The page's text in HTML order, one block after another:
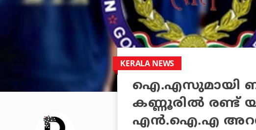
KERALA NEWS
ഐ.എസുമായി
കണ്ണൂരില്‍ രണ്ട്
എന്‍.ഐ.എ